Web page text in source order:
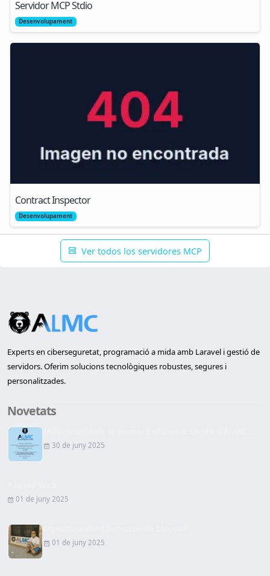
Servidor MCP Stdio
Desenvolupament
Contract Inspector
Desenvolupament
Ver todos los servidores MCP
Experts en ciberseguretat, programació a mida amb Laravel i gestió de
servidors. Oferim solucions tecnològiques robustes, segures i
personalitzades.
Novetats
30 de juny 2025
01 de juny 2025
01 de juny 2025